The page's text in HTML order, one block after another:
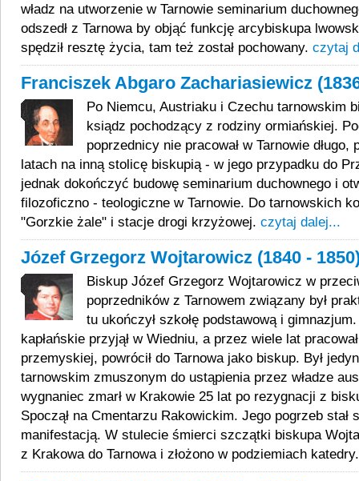
władz na utworzenie w Tarnowie seminarium
odszedł z Tarnowa by objąć funkcję arcybiskupa
spędził resztę życia, tam też został pochowany. czytaj
Franciszek Abgaro Zachariasiewicz
Po Niemcu, Austriaku i Czechu tarnowskim
ksiądz pochodzący z rodziny ormiańskiej.
poprzednicy nie pracował w Tarnowie
latach na inną stolicę biskupią - w jego przypadku do
jednak dokończyć budowę seminarium duchownego i
filozoficzno - teologiczne w Tarnowie. Do tarnowskich
"Gorzkie żale" i stacje drogi krzyżowej. czytaj dalej...
Józef Grzegorz Wojtarowicz (1840 -
Biskup Józef Grzegorz Wojtarowicz w
poprzedników z Tarnowem związany był
tu ukończył szkołę podstawową i
kapłańskie przyjął w Wiedniu, a przez wiele lat
przemyskiej, powrócił do Tarnowa jako biskup. Był
tarnowskim zmuszonym do ustąpienia przez władze
wygnaniec zmarł w Krakowie 25 lat po rezygnacji z
Spoczął na Cmentarzu Rakowickim. Jego pogrzeb stał
manifestacją. W stulecie śmierci szczątki biskupa
z Krakowa do Tarnowa i złożono w podziemiach